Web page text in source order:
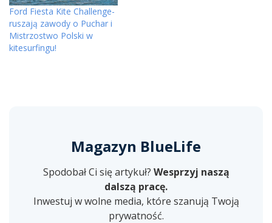
Ford Fiesta Kite Challenge-
ruszają zawody o Puchar i
Mistrzostwo Polski w
kitesurfingu!
Magazyn BlueLife
Spodobał Ci się artykuł? Wesprzyj naszą
dalszą pracę.
Inwestuj w wolne media, które szanują Twoją
prywatność.